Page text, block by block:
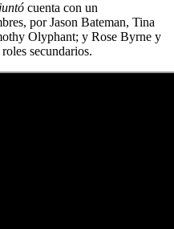
cuenta con un
por Jason Bateman, Tina
Olyphant; y Rose Byrne y
secundarios.